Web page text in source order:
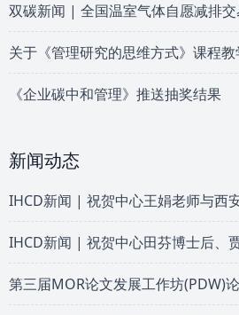
关于《管理研究的思维方式》课程
《企业碳中和管理》推送抽奖结果
新闻动态
第三届MOR论文发展工作坊(PDW)